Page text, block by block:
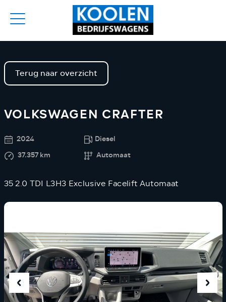
Terug naar overzicht
VOLKSWAGEN CRAFTER
2024
Diesel
37.357 km
Automaat
35 2.0 TDI L3H3 Exclusive Facelift Automaat